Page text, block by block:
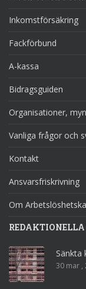
Inkomstförsäkring
Fackförbund
A-kassa
Bidragsguiden
Organisationer,
Vanliga frågor och
Kontakt
Ansvarsfriskrivning
Om
REDAKTIONELLA
Sänkta
30 mar ,